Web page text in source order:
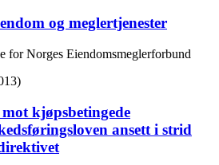
og meglertjenester
for Norges Eiendomsmeglerforbund
kjøpsbetingede
ansett i strid